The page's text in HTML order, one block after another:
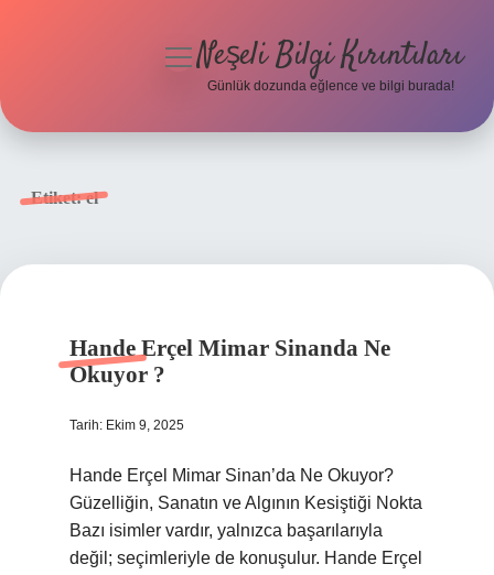
menüyüNeşeli Bilgi Kırıntıları
Günlük dozunda eğlence ve bilgi burada!
Etiket:el
Hande Erçel Mimar Sinanda Ne
Okuyor ?
Tarih: Ekim 9, 2025
Hande Erçel Mimar Sinan’da Ne Okuyor?
Güzelliğin, Sanatın ve Algının Kesiştiği Nokta
Bazı isimler vardır, yalnızca başarılarıyla
değil; seçimleriyle de konuşulur. Hande Erçel